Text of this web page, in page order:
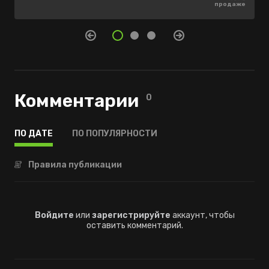
продаже
127 ₽
89 ₽
Комментарии 0
ПО ДАТЕ ПО ПОПУЛЯРНОСТИ
Правила публикации
Войдите или зарегистрируйте аккаунт, чтобы
оставить комментарий.